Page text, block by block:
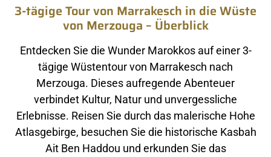
3-tägige Tour von Marrakesch in die Wüste
von Merzouga – Überblick
Entdecken Sie die Wunder Marokkos auf einer 3-
tägige Wüstentour von Marrakesch nach
Merzouga. Dieses aufregende Abenteuer
verbindet Kultur, Natur und unvergessliche
Erlebnisse. Reisen Sie durch das malerische Hohe
Atlasgebirge, besuchen Sie die historische Kasbah
Ait Ben Haddou und erkunden Sie das